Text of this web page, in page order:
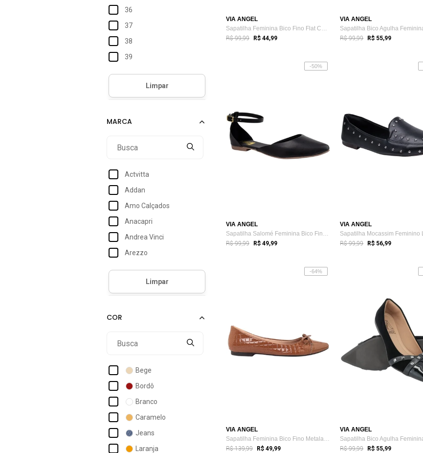
36
37
38
39
40
Actvitta
Addan
Amo Calçados
Anacapri
Andrea Vinci
Arezzo
Armyz
Bebecê
Br Sports
Bege
Bordô
Branco
Caramelo
Jeans
Laranja
VIA ANGEL
Sapatilha Feminina Bico Fino Flat Corren...
R$ 99,99 R$ 44,99
VIA ANGEL
R$ 99,99 R$ 55,99
-50%
VIA ANGEL
Sapatilha Salomé Feminina Bico Fino Casu...
R$ 99,99 R$ 49,99
VIA ANGEL
R$ 99,99 R$ 56,99
-64%
VIA ANGEL
Sapatilha Feminina Bico Fino Metalassê B...
R$ 139,99 R$ 49,99
VIA ANGEL
R$ 99,99 R$ 55,99